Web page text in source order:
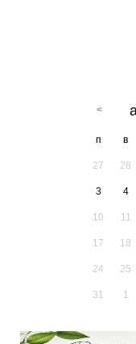
п в
27 28
3 4
10 11
17 18
24 25
31 1